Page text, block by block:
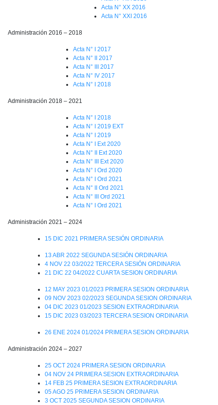
Acta N° XX 2016
Acta N° XXI 2016
Administración 2016 – 2018
Acta N° I 2017
Acta N° II 2017
Acta N° III 2017
Acta N° IV 2017
Acta N° I 2018
Administración 2018 – 2021
Acta N° I 2018
Acta N° I 2019 EXT
Acta N° I 2019
Acta N° I Ext 2020
Acta N° II Ext 2020
Acta N° III Ext 2020
Acta N° I Ord 2020
Acta N° I Ord 2021
Acta N° II Ord 2021
Acta N° III Ord 2021
Acta N° I Ord 2021
Administración 2021 – 2024
15 DIC 2021 PRIMERA SESIÓN ORDINARIA
13 ABR 2022 SEGUNDA SESIÓN ORDINARIA
4 NOV 22 03/2022 TERCERA SESIÓN ORDINARIA
21 DIC 22 04/2022 CUARTA SESION ORDINARIA
12 MAY 2023 01/2023 PRIMERA SESION ORDINARIA
09 NOV 2023 02/2023 SEGUNDA SESION ORDINARIA
04 DIC 2023 01/2023 SESION EXTRAORDINARIA
15 DIC 2023 03/2023 TERCERA SESION ORDINARIA
26 ENE 2024 01/2024 PRIMERA SESION ORDINARIA
Administración 2024 – 2027
25 OCT 2024 PRIMERA SESION ORDINARIA
04 NOV 24 PRIMERA SESION EXTRAORDINARIA
14 FEB 25 PRIMERA SESION EXTRAORDINARIA
05 AGO 25 PRIMERA SESION ORDINARIA
3 OCT 2025 SEGUNDA SESION ORDINARIA